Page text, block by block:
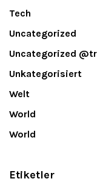
Tech
Uncategorized
Uncategorized @tr
Unkategorisiert
Welt
World
World
Etiketler